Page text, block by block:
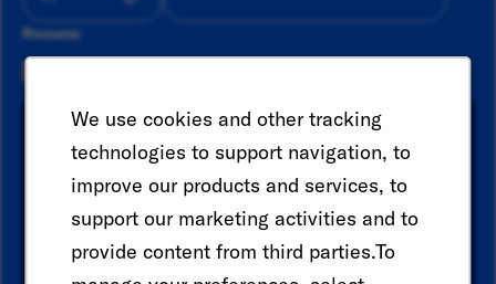
We use cookies and other tracking
technologies to support navigation, to
improve our products and services, to
support our marketing activities and to
provide content from third parties.To
Resume
Recherchez une catégorie et sélectionnez-la dans la
liste des suggestions. Recherchez un lieu et
sélectionnez-en un dans la liste des suggestions.
Enfin, cliquez sur "Ajouter" pour créer votre alerte
d'emploi.
Catégorie